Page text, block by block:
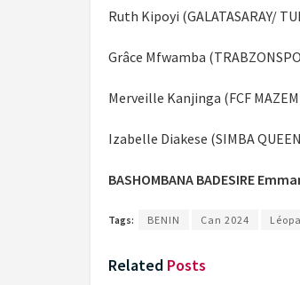
Ruth Kipoyi (GALATASARAY/
Grâce Mfwamba
Merveille Kanjinga (FCF
Izabelle Diakese (SIMBA
BASHOMBANA BADESIRE
Tags: BENIN Can 2024
Related Posts